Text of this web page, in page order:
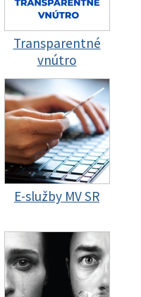
Transparentné
vnútro
E-služby MV SR